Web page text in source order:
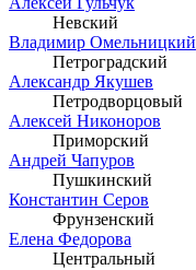
Невский
Владимир Омельницкий
Петроградский
Александр Якушев
Петродворцовый
Алексей Никоноров
Приморский
Андрей Чапуров
Пушкинский
Константин Серов
Фрунзенский
Елена Федорова
Центральный